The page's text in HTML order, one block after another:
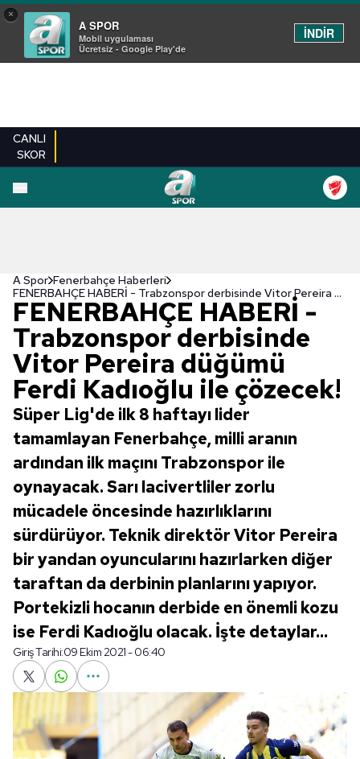
×
A SPOR
Mobil uygulaması
Ücretsiz - Google Play'de
İNDİR
CANLI
SKOR
A Spor Fenerbahçe Haberleri
FENERBAHÇE HABERİ - Trabzonspor derbisinde Vitor Pereira düğümü Ferdi Kadıoğlu ile çözecek!
FENERBAHÇE HABERİ -
Trabzonspor derbisinde
Vitor Pereira düğümü
Ferdi Kadıoğlu ile çözecek!
Süper Lig'de ilk 8 haftayı lider
tamamlayan Fenerbahçe, milli aranın
ardından ilk maçını Trabzonspor ile
oynayacak. Sarı lacivertliler zorlu
mücadele öncesinde hazırlıklarını
sürdürüyor. Teknik direktör Vitor Pereira
bir yandan oyuncularını hazırlarken diğer
taraftan da derbinin planlarını yapıyor.
Portekizli hocanın derbide en önemli kozu
ise Ferdi Kadıoğlu olacak. İşte detaylar...
Giriş Tarihi:09 Ekim 2021 - 06:40